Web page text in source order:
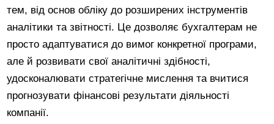
тем, від основ обліку до розширених інструментів
аналітики та звітності. Це дозволяє бухгалтерам не
просто адаптуватися до вимог конкретної програми,
але й розвивати свої аналітичні здібності,
удосконалювати стратегічне мислення та вчитися
прогнозувати фінансові результати діяльності
компанії.